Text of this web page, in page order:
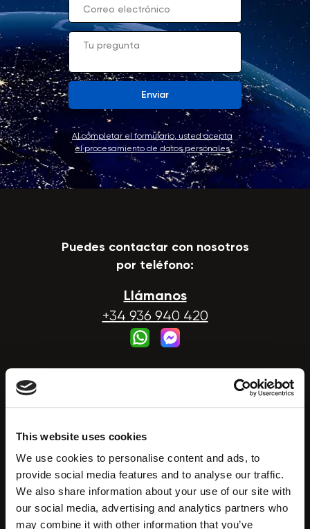
This website uses cookies
We use cookies to personalise content and ads, to
provide social media features and to analyse our traffic.
We also share information about your use of our site with
our social media, advertising and analytics partners who
may combine it with other information that you’ve
Enviar
Al completar el formulario, usted acepta
el procesamiento de datos personales
Llámanos
+34 936 940 420
Puedes contactar con nosotros
por teléfono:
Nuestro horario comercial:
09:00-18:00 (CET) Lunes - Viernes
Sábado, Domingo - Cerrado
Nuestra Oficina:
Carrer de Veneçuela, 105, Planta 5,
Reserva una